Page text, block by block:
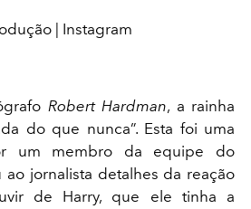
| Instagram
Robert Hardman, a rainha
do que nunca”. Esta foi uma
um membro da equipe do
ao jornalista detalhes da reação
de Harry, que ele tinha a